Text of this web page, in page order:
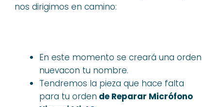
nos dirigimos en camino:
En este momento se creará una orden
nuevacon tu nombre.
Tendremos la pieza que hace falta
para tu orden de Reparar Micrófono